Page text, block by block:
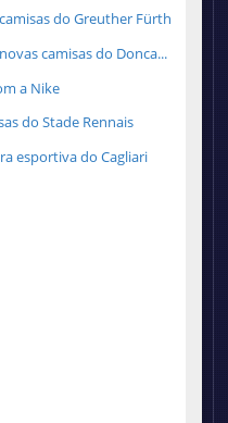
do Greuther Fürth
camisas do Donca...
a Nike
do Stade Rennais
esportiva do Cagliari